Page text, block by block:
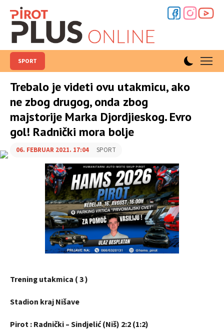
SPORT
Trebalo je videti ovu utakmicu, ako
ne zbog drugog, onda zbog
majstorije Marka Djordjieskog. Evro
gol! Radnički mora bolje
06. FEBRUAR 2021. 17:04 SPORT
Trening utakmica ( 3 )
Stadion kraj Nišave
Pirot : Radnički – Sindjelić (Niš) 2:2 (1:2)